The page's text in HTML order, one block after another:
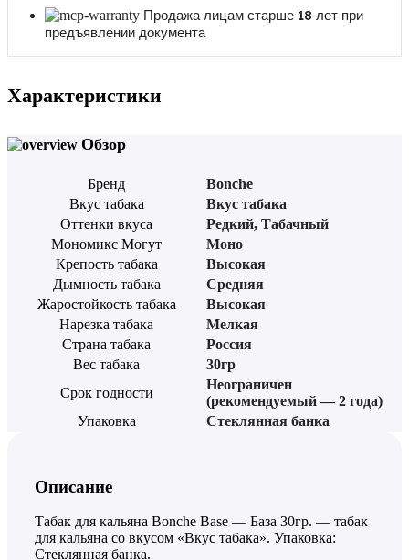
Продажа лицам старше 18 лет при
предъявлении документа
Характеристики
Обзор
Бренд
Bonche
Вкус табака
Вкус табака
Оттенки вкуса
Редкий, Табачный
Мономикс Могут
Моно
Крепость табака
Высокая
Дымность табака
Средняя
Жаростойкость табака
Высокая
Нарезка табака
Мелкая
Страна табака
Россия
Вес табака
30гр
Срок годности
Неограничен
(рекомендуемый — 2 года)
Упаковка
Стеклянная банка
Описание
Табак для кальяна Bonche Base — База 30гр. — табак
для кальяна со вкусом «Вкус табака». Упаковка:
Стеклянная банка.